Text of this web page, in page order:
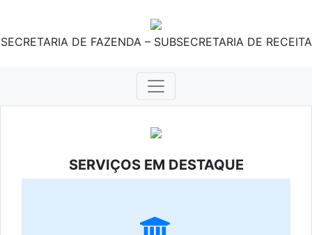
SECRETARIA DE FAZENDA – SUBSECRETARIA DE RECEITA
SERVIÇOS EM DESTAQUE